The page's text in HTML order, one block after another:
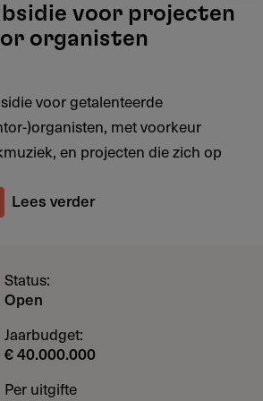
budget, uit dat van een Fonds
aanvraag moet je dus voldoen
Voorwaarden
Wil je snel te weten komen of
'quickscan' op de website van
Je kunt ook het document
daarnaast een aantal
Restricties
Het fonds neemt geen
voor projecten
organisten
voor getalenteerde
)organisten, met voorkeur
en projecten die zich op
Lees verder
Status:
Open
Jaarbudget:
€ 40.000.000
Per uitgifte